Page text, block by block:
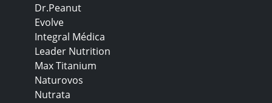
Dr.Peanut
Evolve
Integral Médica
Leader Nutrition
Max Titanium
Naturovos
Nutrata